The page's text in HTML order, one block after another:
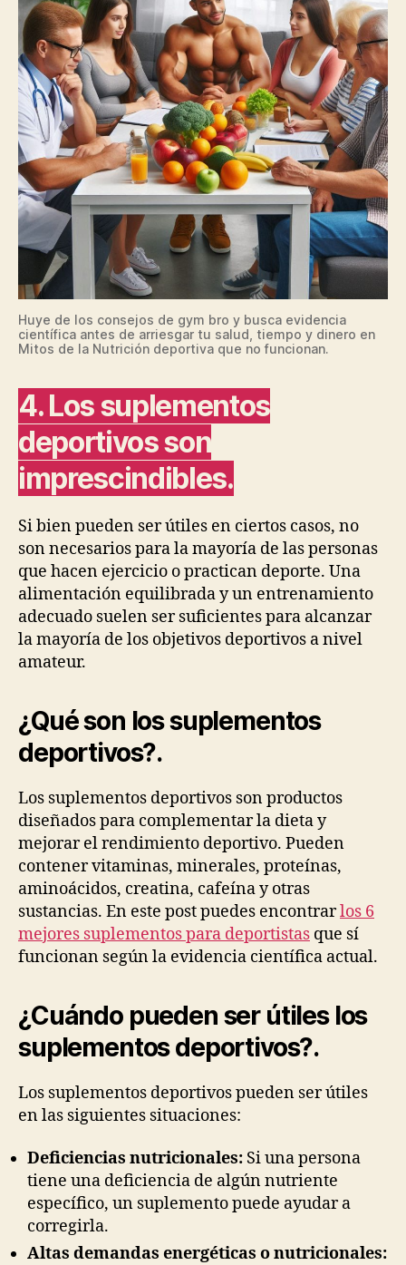
Huye de los consejos de gym bro y busca evidencia
científica antes de arriesgar tu salud, tiempo y dinero en
Mitos de la Nutrición deportiva que no funcionan.
4. Los suplementos
deportivos son
imprescindibles.
Si bien pueden ser útiles en ciertos casos, no
son necesarios para la mayoría de las personas
que hacen ejercicio o practican deporte. Una
alimentación equilibrada y un entrenamiento
adecuado suelen ser suficientes para alcanzar
la mayoría de los objetivos deportivos a nivel
amateur.
¿Qué son los suplementos
deportivos?.
Los suplementos deportivos son productos
diseñados para complementar la dieta y
mejorar el rendimiento deportivo. Pueden
contener vitaminas, minerales, proteínas,
aminoácidos, creatina, cafeína y otras
sustancias. En este post puedes encontrarlos 6
mejores suplementos para deportistas que sí
funcionan según la evidencia científica actual.
¿Cuándo pueden ser útiles los
suplementos deportivos?.
Los suplementos deportivos pueden ser útiles
en las siguientes situaciones:
Deficiencias nutricionales: Si una persona
tiene una deficiencia de algún nutriente
específico, un suplemento puede ayudar a
corregirla.
Altas demandas energéticas o nutricionales: